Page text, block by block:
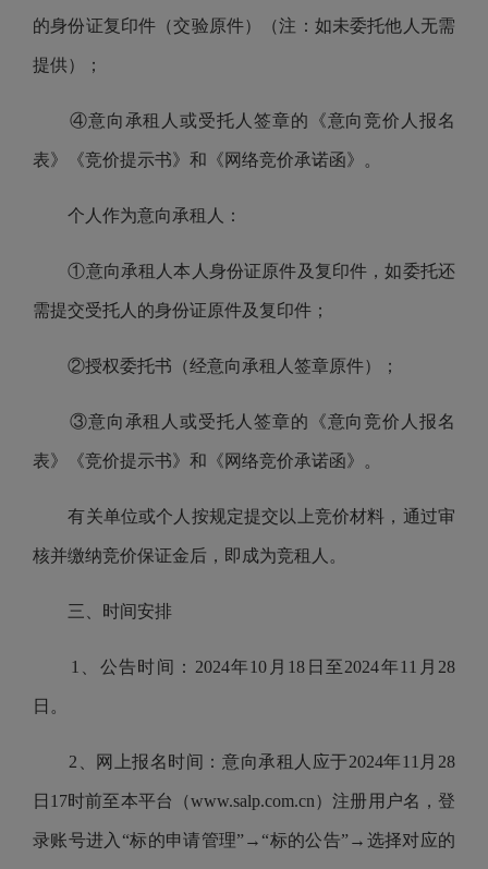
的身份证复印件（交验原件）（注：如未委托他人无需
提供）；
④意向承租人或受托人签章的《意向竞价人报名
表》《竞价提示书》和《网络竞价承诺函》。
个人作为意向承租人：
①意向承租人本人身份证原件及复印件，如委托还
需提交受托人的身份证原件及复印件；
②授权委托书（经意向承租人签章原件）；
③意向承租人或受托人签章的《意向竞价人报名
表》《竞价提示书》和《网络竞价承诺函》。
有关单位或个人按规定提交以上竞价材料，通过审
核并缴纳竞价保证金后，即成为竞租人。
三、时间安排
1、公告时间：2024年10月18日至2024年11月28
日。
2、网上报名时间：意向承租人应于2024年11月28
日17时前至本平台（www.salp.com.cn）注册用户名，登
录账号进入“标的申请管理”→“标的公告”→选择对应的